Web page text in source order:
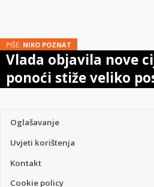
PIŠE: NIKO POZNAT
Vlada objavila nove
ponoći stiže veliko
Oglašavanje
Uvjeti korištenja
Kontakt
Cookie policy